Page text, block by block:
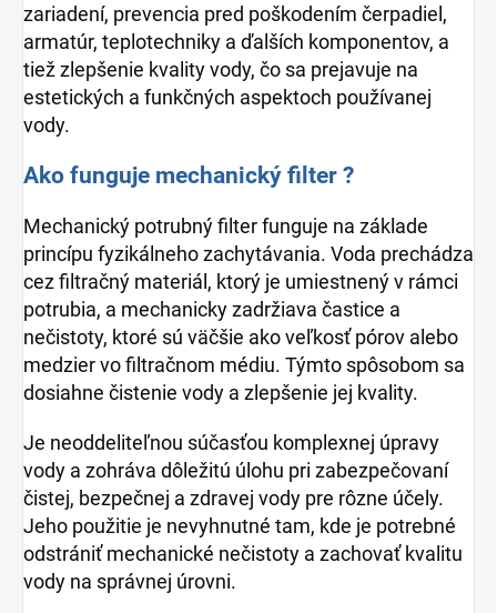
zariadení, prevencia pred poškodením čerpadiel,
armatúr, teplotechniky a ďalších komponentov, a
tiež zlepšenie kvality vody, čo sa prejavuje na
estetických a funkčných aspektoch používanej
vody.
Ako funguje mechanický filter ?
Mechanický potrubný filter funguje na základe
princípu fyzikálneho zachytávania. Voda prechádza
cez filtračný materiál, ktorý je umiestnený v rámci
potrubia, a mechanicky zadržiava častice a
nečistoty, ktoré sú väčšie ako veľkosť pórov alebo
medzier vo filtračnom médiu. Týmto spôsobom sa
dosiahne čistenie vody a zlepšenie jej kvality.
Je neoddeliteľnou súčasťou komplexnej úpravy
vody a zohráva dôležitú úlohu pri zabezpečovaní
čistej, bezpečnej a zdravej vody pre rôzne účely.
Jeho použitie je nevyhnutné tam, kde je potrebné
odstrániť mechanické nečistoty a zachovať kvalitu
vody na správnej úrovni.